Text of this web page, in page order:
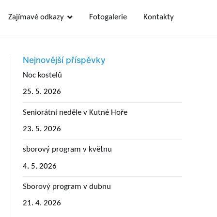
Zajímavé odkazy Fotogalerie Kontakty
Nejnovější příspěvky
Noc kostelů
25. 5. 2026
Seniorátní neděle v Kutné Hoře
23. 5. 2026
sborový program v květnu
4. 5. 2026
Sborový program v dubnu
21. 4. 2026